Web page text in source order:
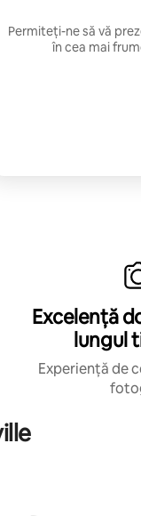
Permiteți-ne să vă
în cea mai
Excelență
lungul
Experiență de